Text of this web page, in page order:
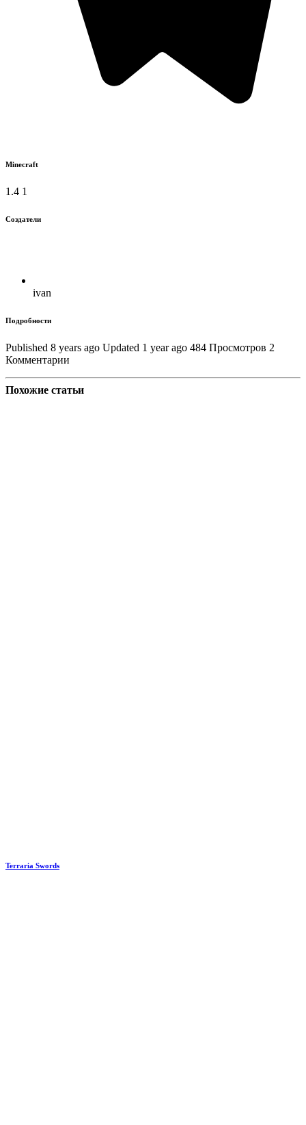
Minecraft
1.4 1
Создатели
ivan
Подробности
Published 8 years ago Updated 1 year ago 484 Просмотров 2
Комментарии
Похожие статьи
Terraria Swords